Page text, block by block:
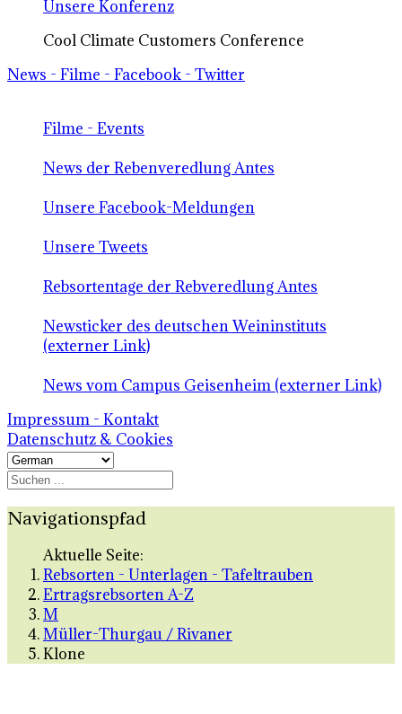
Unsere Konferenz
Cool Climate Customers Conference
News - Filme - Facebook - Twitter
Filme - Events
News der Rebenveredlung Antes
Unsere Facebook-Meldungen
Unsere Tweets
Rebsortentage der Rebveredlung Antes
Newsticker des deutschen Weininstituts
(externer Link)
News vom Campus Geisenheim (externer Link)
Impressum - Kontakt
Datenschutz & Cookies
Navigationspfad
Aktuelle Seite:
Rebsorten - Unterlagen - Tafeltrauben
Ertragsrebsorten A-Z
M
Müller-Thurgau / Rivaner
Klone